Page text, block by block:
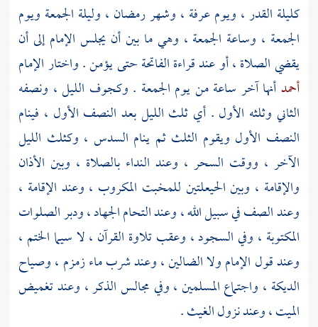
كليلة القدر ، ويومعرفة ، وشهر رمضان ، وليلة الجمعة ويوم
الجمعة ، وساعة الجمعة ، وهي ما بين أن يجلس الإمام إلى أن
يقضي الصلاة ، أو عند قراءة الفاتحة حتى يؤمن . واختار الإمام
أحمدأنها آخر ساعة من يوم الجمعة . وكجوف الليل ، ونصفه
الثاني وثلثه الأول . أي ثلث الليل بعد النصف الأول ، فينام
النصف الأول ويقوم الثلث ثم ينام السدس ، وكثلث الليل
الآخر ، ووقت السحر ، وعند النداء بالصلاة ، وبين الأذان
والإقامة ، وبين الحيعلتين للمخبت المكروب ، وعند الإقامة ،
وعند الصف في سبيل الله ، وعند التحام الجهاد ، ودبر الصلوات
المكتوبة ، وفي السجود ، وعقب تلاوة القرآن ، لا سيما الختم ،
وعند قول الإمام ولا الضالين ، وعند شرب ماءزمزم ، وصياح
الديكة ، واجتماع المسلمين ، وفي مجالس الذكر ، وعند تغميض
الميت ، وعند نزول الغيث .